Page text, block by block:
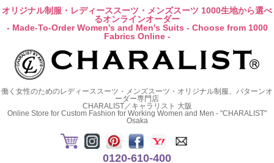
オリジナル制服・レディーススーツ・メンズスーツ 1000生地から選べ
るオンラインオーダー
- Made-To-Order Women's and Men's Suits - Choose from 1000
Fabrics Online -
働く女性のためのレディーススーツ・メンズスーツ・オリジナル制服、パターンオ
ーダー専門店
CHARALIST／キャラリスト 大阪
Online Store for Custom Fashion for Working Women and Men - "CHARALIST"
Osaka
0120-610-400